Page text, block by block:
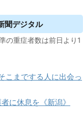
聞デジタル
の重症者数は前日より1
こまでする人に出会っ
に休息を《新潟》